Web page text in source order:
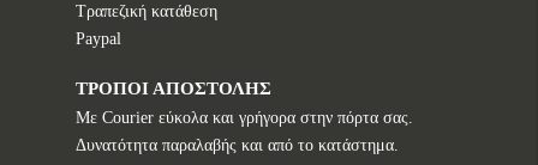
Τραπεζική κατάθεση
Paypal
ΤΡΟΠΟΙ ΑΠΟΣΤΟΛΗΣ
Με Courier εύκολα και γρήγορα στην πόρτα σας.
Δυνατότητα παραλαβής και από το κατάστημα.